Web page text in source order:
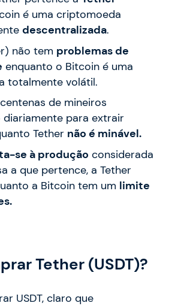
é uma criptomoeda
descentralizada.
não tem problemas de
enquanto o Bitcoin é uma
totalmente volátil.
de mineiros
para extrair
Tether não é minável.
se à produção considerada
a que pertence, a Tether
a Bitcoin tem um limite
Tether (USDT)?
USDT, claro que